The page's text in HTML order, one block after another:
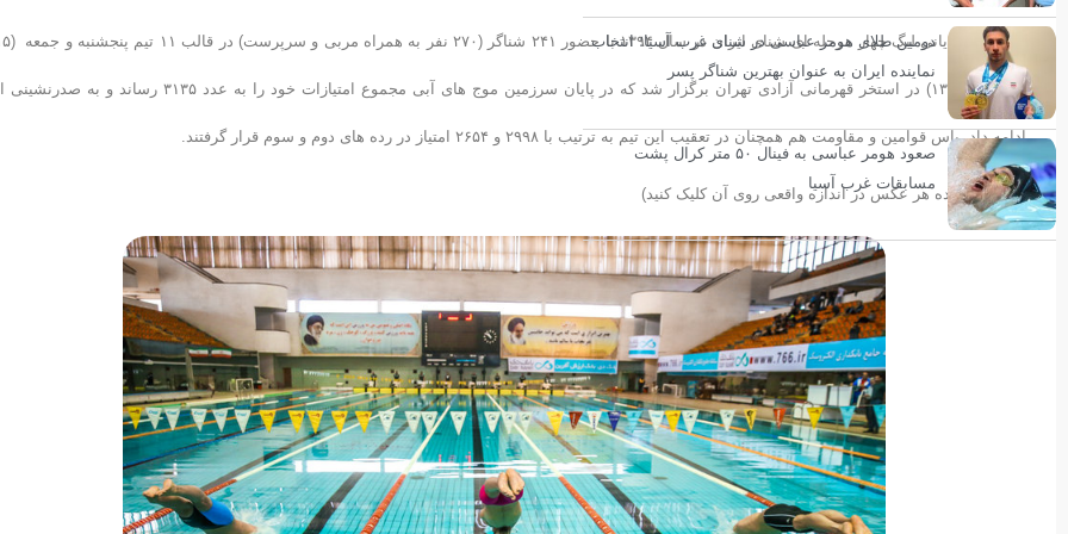
۱۶ بهمن ۱۳۹۴) در استخر قهرمانی آزادی تهران برگزار شد که در پایان سرزمین موج های آبی مجموع امتیازات خود را به عدد ۳۱۳۵ رساند
ادامه داد. پاس قوامین و مقاومت هم همچنان در تعقیب این تیم به ترتیب با ۲۹۹۸ و ۲۶۵۴ امتیاز در رده های دوم و سوم قرار گرفتند.
(برای مشاهده هر عکس در اندازه واقعی روی آن کلیک کنید)
دومین طلای هومر عباسی در شنای غرب آسیا؛ انتخاب
نماینده ایران به عنوان بهترین شناگر پسر
صعود هومر عباسی به فینال ۵۰ متر کرال پشت
مسابقات غرب آسیا